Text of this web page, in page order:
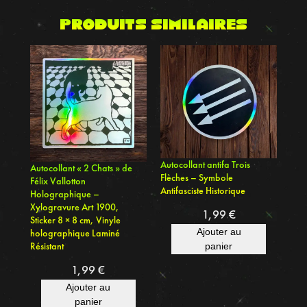
a
p
h
i
q
u
e
c
e
r
c
l
Produits similaires
Autocollant « 2 Chats » de
Félix Vallotton
Holographique –
Xylogravure Art 1900,
Sticker 8 × 8 cm, Vinyle
holographique Laminé
Résistant
1,99€
Ajouter au
panier
Autocollant antifa Trois
Flèches – Symbole
Antifasciste Historique
1,99€
Ajouter au
panier